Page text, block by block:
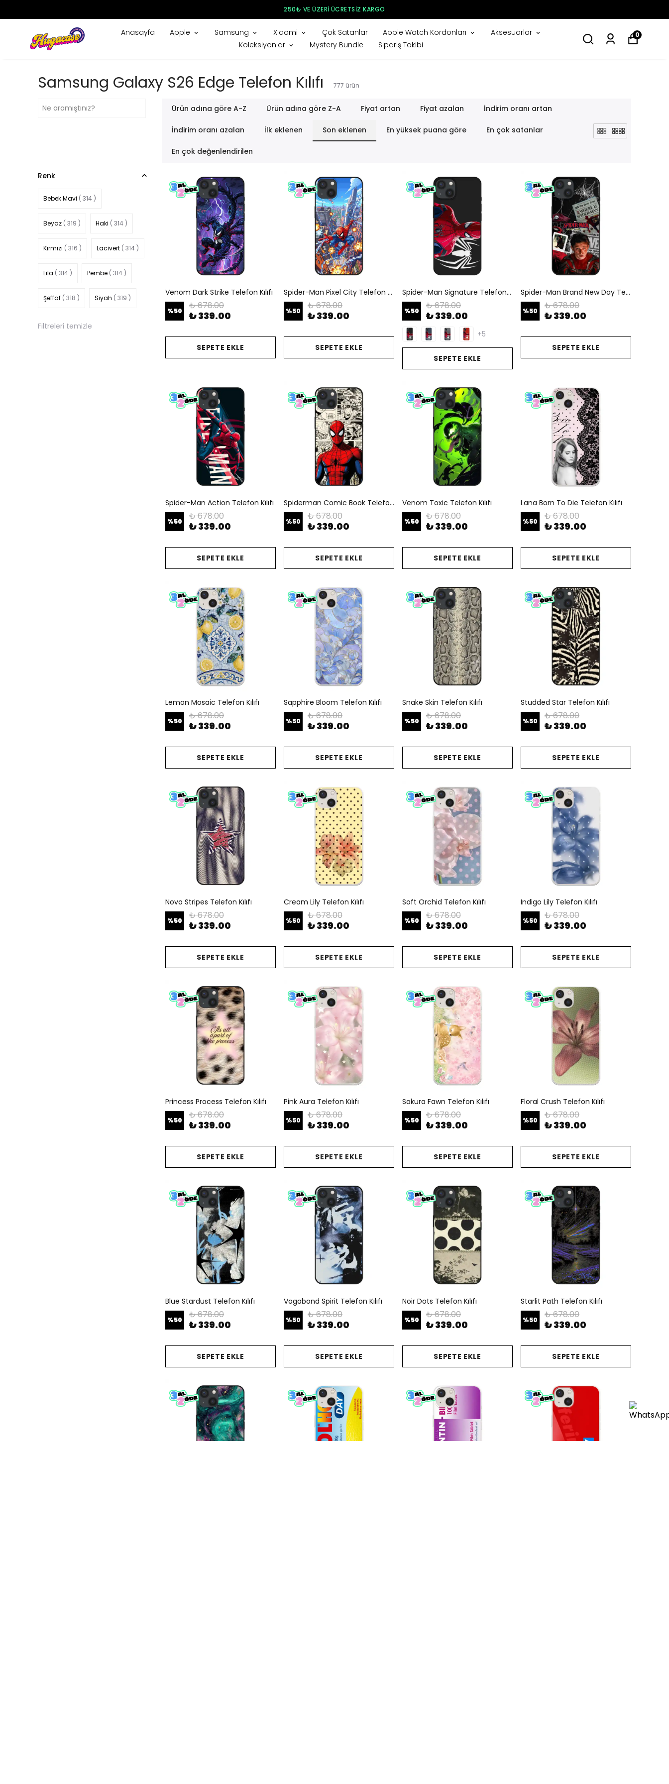
250₺ VE ÜZERI ÜCRETSIZ KARGO
Anasayfa Apple Samsung Xiaomi Çok Satanlar Apple Watch Kordonları
Aksesuarlar
Koleksiyonlar
Mystery Bundle Sipariş Takibi
0
Samsung Galaxy S26 Edge Telefon Kılıfı 777 ürün
Ürün adına göre A-Z Ürün adına göre Z-A Fiyat artan Fiyat azalan İndirim oranı artan
İndirim oranı azalan İlk eklenen Son eklenen En yüksek puana göre En çok satanlar
En çok değenlendirilen
Renk
Bebek Mavi ( 314 )
Beyaz ( 319 ) Haki ( 314 )
Kırmızı ( 316 ) Lacivert ( 314 )
Lila ( 314 ) Pembe ( 314 )
Şeffaf ( 318 ) Siyah ( 319 )
Filtreleri temizle
Venom Dark Strike Telefon Kılıfı
%50 ₺ 678.00
₺ 339.00
SEPETE EKLE
Spider-Man Pixel City Telefon Kılıfı
%50 ₺ 678.00
₺ 339.00
SEPETE EKLE
Spider-Man Signature Telefon Kılıfı
%50 ₺ 678.00
₺ 339.00
+5
SEPETE EKLE
Spider-Man Brand New Day Telefon Kılıfı
%50 ₺ 678.00
₺ 339.00
SEPETE EKLE
Spider-Man Action Telefon Kılıfı
%50 ₺ 678.00
₺ 339.00
SEPETE EKLE
Spiderman Comic Book Telefon Kılıfı
%50 ₺ 678.00
₺ 339.00
SEPETE EKLE
Venom Toxic Telefon Kılıfı
%50 ₺ 678.00
₺ 339.00
SEPETE EKLE
Lana Born To Die Telefon Kılıfı
%50 ₺ 678.00
₺ 339.00
SEPETE EKLE
Lemon Mosaic Telefon Kılıfı
%50 ₺ 678.00
₺ 339.00
SEPETE EKLE
Sapphire Bloom Telefon Kılıfı
%50 ₺ 678.00
₺ 339.00
SEPETE EKLE
Snake Skin Telefon Kılıfı
%50 ₺ 678.00
₺ 339.00
SEPETE EKLE
Studded Star Telefon Kılıfı
%50 ₺ 678.00
₺ 339.00
SEPETE EKLE
Nova Stripes Telefon Kılıfı
%50 ₺ 678.00
₺ 339.00
SEPETE EKLE
Cream Lily Telefon Kılıfı
%50 ₺ 678.00
₺ 339.00
SEPETE EKLE
Soft Orchid Telefon Kılıfı
%50 ₺ 678.00
₺ 339.00
SEPETE EKLE
Indigo Lily Telefon Kılıfı
%50 ₺ 678.00
₺ 339.00
SEPETE EKLE
Princess Process Telefon Kılıfı
%50 ₺ 678.00
₺ 339.00
SEPETE EKLE
Pink Aura Telefon Kılıfı
%50 ₺ 678.00
₺ 339.00
SEPETE EKLE
Sakura Fawn Telefon Kılıfı
%50 ₺ 678.00
₺ 339.00
SEPETE EKLE
Floral Crush Telefon Kılıfı
%50 ₺ 678.00
₺ 339.00
SEPETE EKLE
Blue Stardust Telefon Kılıfı
%50 ₺ 678.00
₺ 339.00
SEPETE EKLE
Vagabond Spirit Telefon Kılıfı
%50 ₺ 678.00
₺ 339.00
SEPETE EKLE
Noir Dots Telefon Kılıfı
%50 ₺ 678.00
₺ 339.00
SEPETE EKLE
Starlit Path Telefon Kılıfı
%50 ₺ 678.00
₺ 339.00
SEPETE EKLE